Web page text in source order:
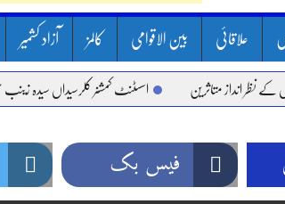
علاقائی بین الاقوامی کالمز آزاد کشمیر
انداز متاثرین اسسٹنٹ کمشنر کلرسیداں سیدہ زینب
فیس بک